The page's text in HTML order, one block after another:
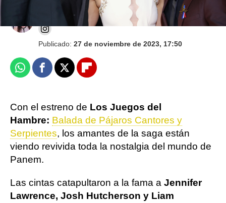
Isabel S. Samaniego
Publicado: 27 de noviembre de 2023, 17:50
WhatsappFacebook
X Flipboard
Con el estreno de Los Juegos del
Hambre: Balada de Pájaros Cantores y
Serpientes, los amantes de la saga están
viendo revivida toda la nostalgia del mundo de
Panem.
Las cintas catapultaron a la fama a Jennifer
Lawrence, Josh Hutcherson y Liam